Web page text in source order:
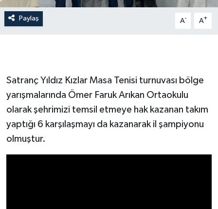
Paylaş A- A+
Satranç Yıldız Kızlar Masa Tenisi turnuvası bölge
yarışmalarında Ömer Faruk Arıkan Ortaokulu
olarak şehrimizi temsil etmeye hak kazanan takım
yaptığı 6 karşılaşmayı da kazanarak il şampiyonu
olmuştur.
ROPORTAJ
YEREL YÖNETİM
MEDYA
SEÇİM 2011